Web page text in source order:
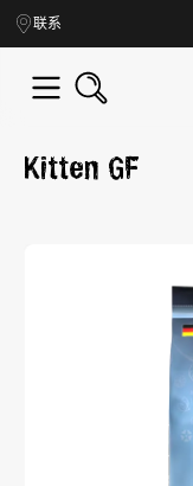
content
联系
Kitten GF